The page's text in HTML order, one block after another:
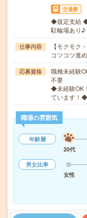
交通費
◆規定支給 ◆
駐輪場あり♪
仕事内容
【モクモク
コツコツ進
応募資格
職種未経験
不要
◆未経験OK
ています！
職場の雰囲気
年齢層
20代
男女比率
女性